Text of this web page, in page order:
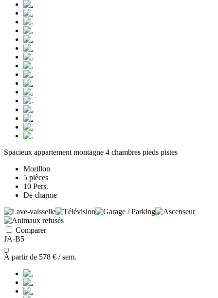
Spacieux appartement montagne 4 chambres pieds pistes
Morillon
5 pièces
10 Pers.
De charme
Comparer
JA-B5
À partir de 578 € / sem.